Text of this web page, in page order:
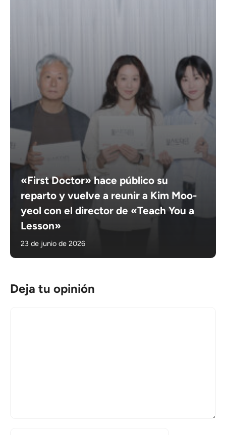
«First Doctor» hace público su
reparto y vuelve a reunir a Kim Moo-
yeol con el director de «Teach You a
Lesson»
23 de junio de 2026
Deja tu opinión